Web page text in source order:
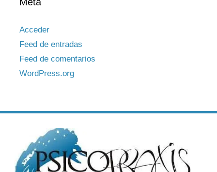
Acceder
Feed de entradas
Feed de comentarios
WordPress.org